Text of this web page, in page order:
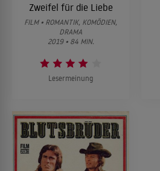
Zweifel für die Liebe
FILM • ROMANTIK, KOMÖDIEN,
DRAMA
2019 • 84 MIN.
Lesermeinung